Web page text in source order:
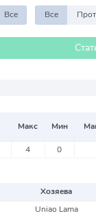
Все Все
Макс Мин
4 0
Хозяева
Uniao Lama